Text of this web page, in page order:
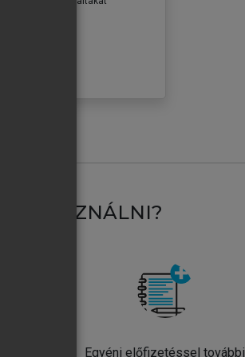
HASZNÁLNI?
Egyéni előfizetéssel további